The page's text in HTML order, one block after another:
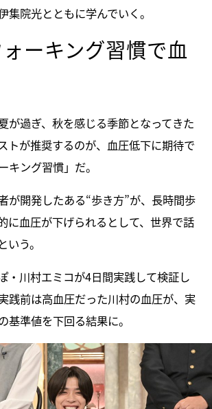
集院光とともに学んでいく。
ーキング習慣で血
が過ぎ、秋を感じる季節となってきた
トが推奨するのが、血圧低下に期待で
キング習慣」だ。
が開発したある“歩き方”が、長時間歩
に血圧が下げられるとして、世界で話
う。
・川村エミコが4日間実践して検証し
践前は高血圧だった川村の血圧が、実
基準値を下回る結果に。